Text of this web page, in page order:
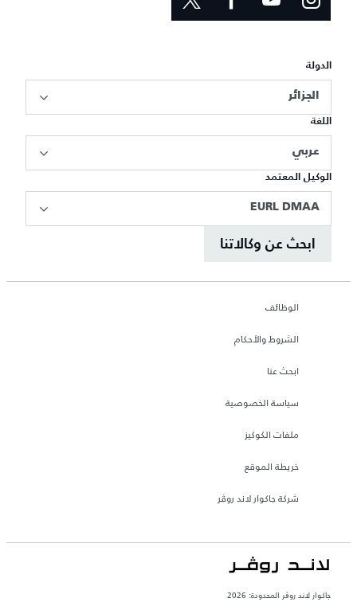
الدولة
الجزائر
اللغة
عربي
الوكيل المعتمد
EURL DMAA
ابحث عن وكالاتنا
الوظائف
الشروط والأحكام
ابحث عنا
سياسة الخصوصية
ملفات الكوكيز
خريطة الموقع
شركة جاكوار لاند روڤر
جاكوار لاند روڨر المحدودة: 2026